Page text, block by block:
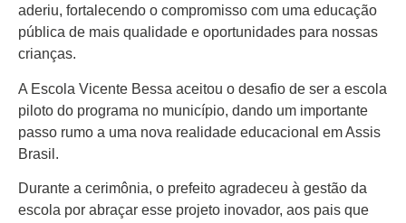
Atualidades
Blogs e
Colunas
Especiais
Gastronomia
TV Portal
aderiu, fortalecendo o compromisso com uma educação
pública de mais qualidade e oportunidades para nossas
crianças.
A Escola Vicente Bessa aceitou o desafio de ser a escola
piloto do programa no município, dando um importante
passo rumo a uma nova realidade educacional em Assis
Brasil.
Durante a cerimônia, o prefeito agradeceu à gestão da
escola por abraçar esse projeto inovador, aos pais que